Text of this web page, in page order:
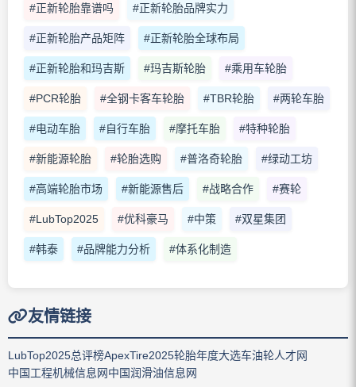
#正新轮胎靠谱吗 #正新轮胎品牌实力
#正新轮胎产品矩阵 #正新轮胎全球布局
#正新轮胎和玛吉斯 #玛吉斯轮胎 #乘用车轮胎
#PCR轮胎 #全钢卡客车轮胎 #TBR轮胎 #两轮车胎
#电动车胎 #自行车胎 #摩托车胎 #特种轮胎
#新能源轮胎 #轮胎选购 #普洛奇轮胎 #绿动工坊
#高端轮胎市场 #新能源售后 #战略合作 #赛轮
#LubTop2025 #优科豪马 #中策 #双星集团
#韩泰 #品牌能力分析 #体系化制造
友情链接
LubTop2025总评榜ApexTire2025轮胎年度大选车油轮人才网
中国工程机械信息网中国润滑油信息网